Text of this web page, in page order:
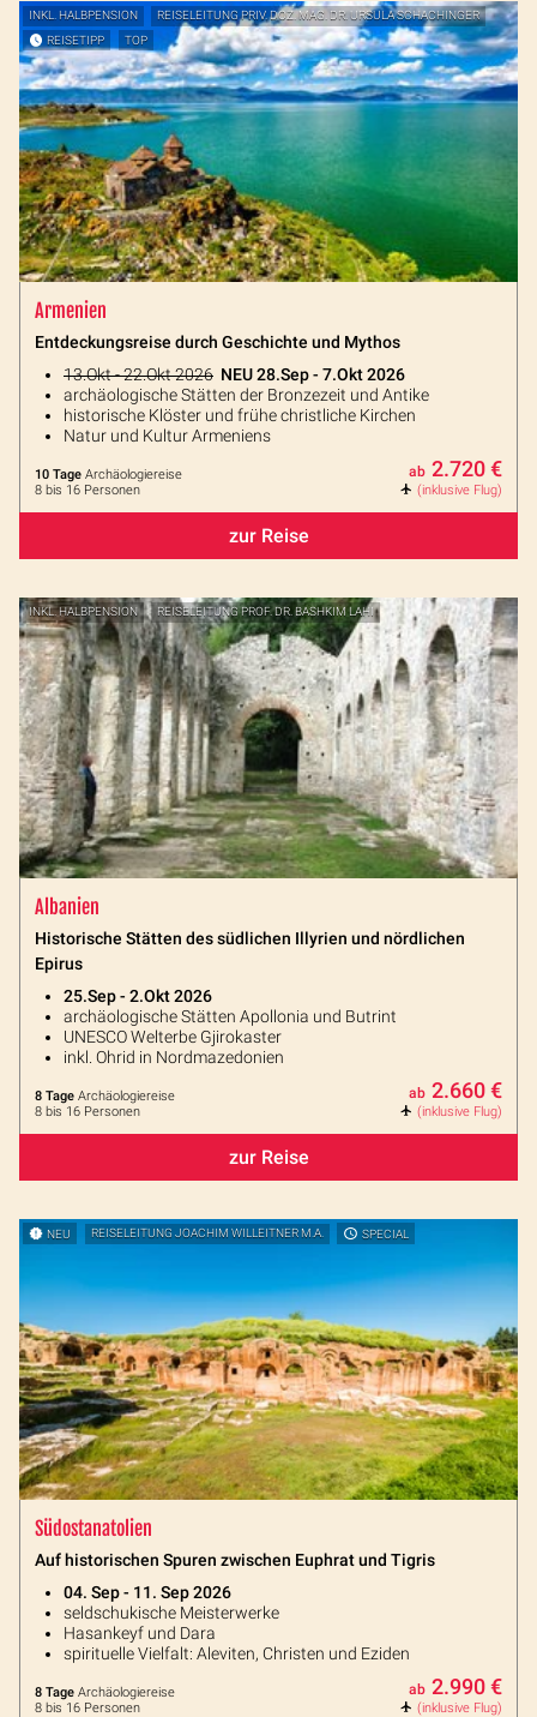
INKL. HALBPENSION
REISELEITUNG PRIV. DOZ. MAG. DR. URSULA SCHACHINGER
REISETIPP
TOP
Armenien
Entdeckungsreise durch Geschichte und Mythos
13.Okt - 22.Okt 2026 NEU 28.Sep - 7.Okt 2026
archäologische Stätten der Bronzezeit und Antike
historische Klöster und frühe christliche Kirchen
Natur und Kultur Armeniens
10 Tage Archäologiereise
8 bis 16 Personen
ab 2.720 €
(inklusive Flug)
zur Reise
INKL. HALBPENSION REISELEITUNG PROF. DR. BASHKIM LAHI
Albanien
Historische Stätten des südlichen Illyrien und nördlichen
Epirus
25.Sep - 2.Okt 2026
archäologische Stätten Apollonia und Butrint
UNESCO Welterbe Gjirokaster
inkl. Ohrid in Nordmazedonien
8 Tage Archäologiereise
8 bis 16 Personen
ab 2.660 €
(inklusive Flug)
zur Reise
NEU REISELEITUNG JOACHIM WILLEITNER M.A. SPECIAL
Südostanatolien
Auf historischen Spuren zwischen Euphrat und Tigris
04. Sep - 11. Sep 2026
seldschukische Meisterwerke
Hasankeyf und Dara
spirituelle Vielfalt: Aleviten, Christen und Eziden
8 Tage Archäologiereise
8 bis 16 Personen
ab 2.990 €
(inklusive Flug)